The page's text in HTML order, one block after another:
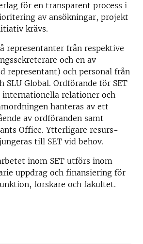
för en transparent process i
av ansökningar, projekt
krävs.
representanter från respektive
och en av
representant) och personal från
SLU Global. Ordförande för SET
relationer och
hanteras av ett
av ordföranden samt
Office. Ytterligare resurs­
till SET vid behov.
inom SET utförs inom
uppdrag och finansiering för
forskare och fakultet.